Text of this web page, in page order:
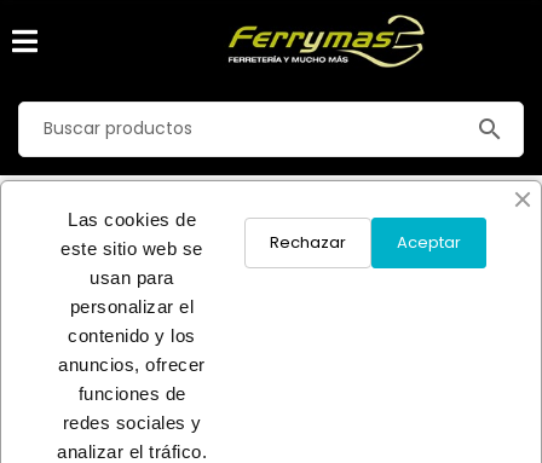
search
Inicio FERRETERIA LUBRIFICANTES-ENGRAS
No hay productos disponibles
¡Estate atento! Próximamente se añadirán más productos.
Las cookies de
este sitio web se
usan para
personalizar el
contenido y los
anuncios, ofrecer
funciones de
redes sociales y
analizar el tráfico.
Aceptar
Rechazar